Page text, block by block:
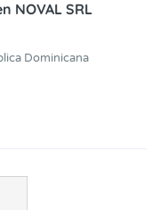
NOVAL SRL
Dominicana